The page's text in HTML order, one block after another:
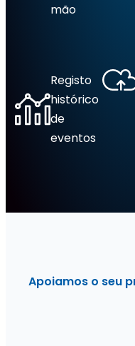
mão
Registo
histórico
de
eventos
Apoiamos o seu